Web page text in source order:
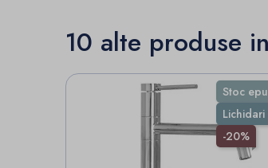
10 alte produse
Stoc
Lichidari
-20%